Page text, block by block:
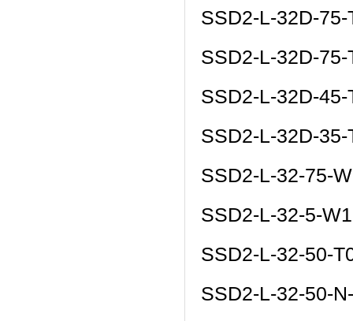
SSD2-L-32D-
SSD2-L-32D-
SSD2-L-32D-
SSD2-L-32D-
SSD2-L-32-75-
SSD2-L-32-5-W1
SSD2-L-32-50-
SSD2-L-32-50-